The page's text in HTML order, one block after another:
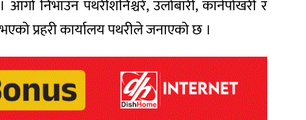
निभाउन पथरीशनिश्चरे, उर्लाबारी, कानेपोखरी र
प्रहरी कार्यालय पथरीले जनाएको छ ।